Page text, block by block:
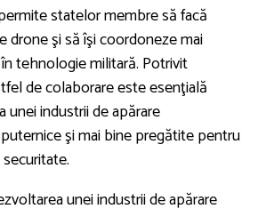
statelor membre să facă
drone şi să îşi coordoneze mai
tehnologie militară. Potrivit
de colaborare este esenţială
unei industrii de apărare
şi mai bine pregătite pentru
unei industrii de apărare